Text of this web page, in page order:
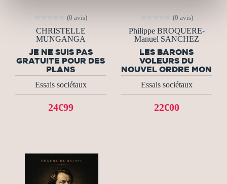
(0 avis)
CHRISTELLE
MUNGANGA
JE NE SUIS PAS
GRATUITE POUR DES
PLANS
Essais sociétaux
24€99
(0 avis)
Philippe BROQUERE-
Manuel SANCHEZ
LES BARONS
VOLEURS DU
NOUVEL ORDRE MON
Essais sociétaux
22€00